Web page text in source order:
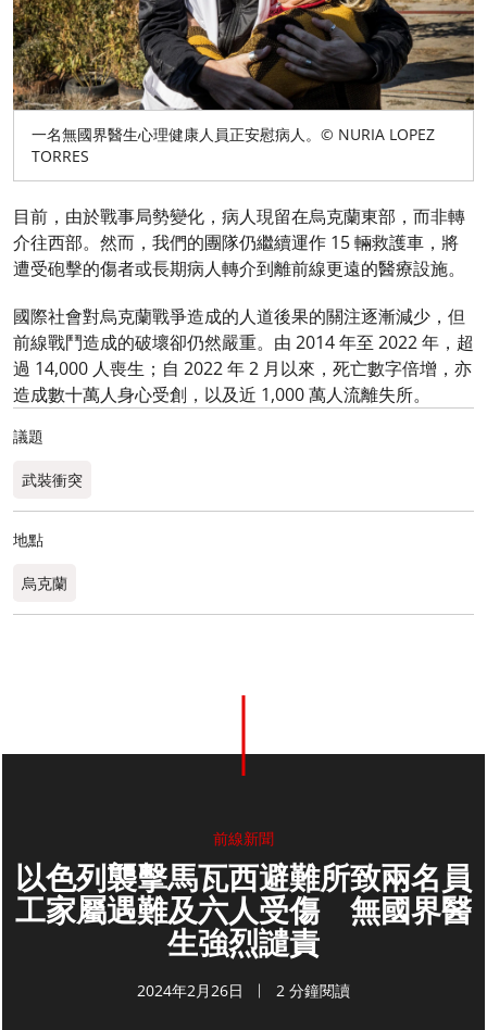
一名無國界醫生心理健康人員正安慰病人。© NURIA LOPEZ
TORRES
目前，由於戰事局勢變化，病人現留在烏克蘭東部，而非轉
介往西部。然而，我們的團隊仍繼續運作 15 輛救護車，將
遭受砲擊的傷者或長期病人轉介到離前線更遠的醫療設施。
國際社會對烏克蘭戰爭造成的人道後果的關注逐漸減少，但
前線戰鬥造成的破壞卻仍然嚴重。由 2014 年至 2022 年，超
過 14,000 人喪生；自 2022 年 2 月以來，死亡數字倍增，亦
造成數十萬人身心受創，以及近 1,000 萬人流離失所。
議題
武裝衝突
地點
烏克蘭
前線新聞
以色列襲擊馬瓦西避難所致兩名員
工家屬遇難及六人受傷 無國界醫
生強烈譴責
2024年2月26日 2 分鐘閱讀